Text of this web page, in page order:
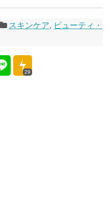
スキンケア, ビューティ・
29